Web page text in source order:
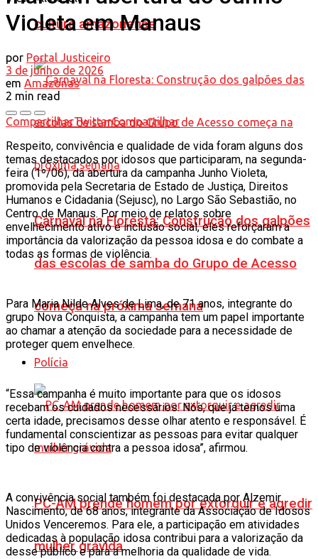
cultura amazonense
Carnaval na Floresta: Construção dos galpões
das escolas de samba do Grupo de Acesso
começa na próxima semana
Polícia
PC-AM prende homem por extorquir e agredir
mulher grávida
Violeta em Manaus
por Portal Justiceiro
3 de junho de 2026
em Amazonas
2 min read
CompartilharTwittarCompartilhar
Respeito, convivência e qualidade de vida foram alguns dos
temas destacados por idosos que participaram, na segunda-
feira (1º/06), da abertura da campanha Junho Violeta,
promovida pela Secretaria de Estado de Justiça, Direitos
Humanos e Cidadania (Sejusc), no Largo São Sebastião, no
Centro de Manaus. Por meio de relatos sobre
envelhecimento ativo e inclusão social, eles reforçaram a
importância da valorização da pessoa idosa e do combate a
todas as formas de violência.
Para Maria Nilde Alves de Lima, de 71 anos, integrante do
grupo Nova Conquista, a campanha tem um papel importante
ao chamar a atenção da sociedade para a necessidade de
proteger quem envelhece.
“Essa campanha é muito importante para que os idosos
recebam os cuidados necessários. Nós, que já temos uma
certa idade, precisamos desse olhar atento e responsável. É
fundamental conscientizar as pessoas para evitar qualquer
tipo de violência contra a pessoa idosa”, afirmou.
A convivência social também foi destacada por Alzemir
Nascimento, de 68 anos, integrante da Associação de Idosos
Unidos Venceremos. Para ele, a participação em atividades
dedicadas à população idosa contribui para a valorização da
desse público e para a melhoria da qualidade de vida.